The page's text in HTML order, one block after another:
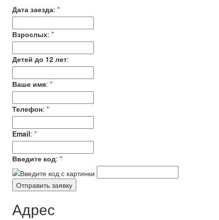
Дата заезда: *
Взрослых: *
Детей до 12 лет:
Ваше имя: *
Телефон: *
Email: *
Введите код: *
Адрес